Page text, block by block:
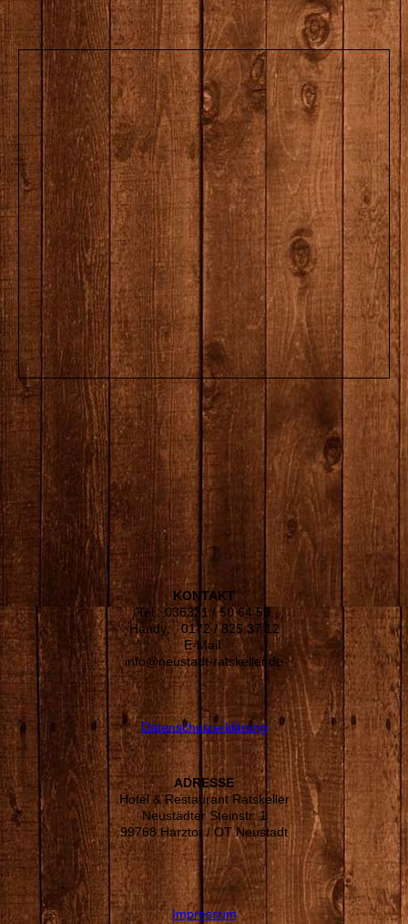
KONTAKT
Tel.: 036331 / 50 64 53
Handy: 0172 / 825 37 12
E-Mail:
info@neustadt-ratskeller.de
Datenschutzerklärung
ADRESSE
Hotel & Restaurant Ratskeller
Neustädter Steinstr. 1
99768 Harztor / OT Neustadt
Impressum